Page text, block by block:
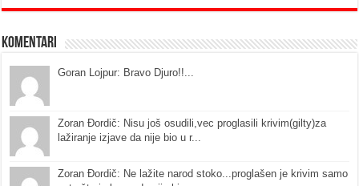
Komentari
Goran Lojpur: Bravo Djuro!!...
Zoran Đordič: Nisu još osudili,vec proglasili krivim(gilty)za
lažiranje izjave da nije bio u r...
Zoran Đordič: Ne lažite narod stoko...proglašen je krivim samo